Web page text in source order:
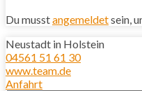
Du musstangemeldetsein,
Neustadt in Holstein
04561 51 61 30
www.team.de
Anfahrt